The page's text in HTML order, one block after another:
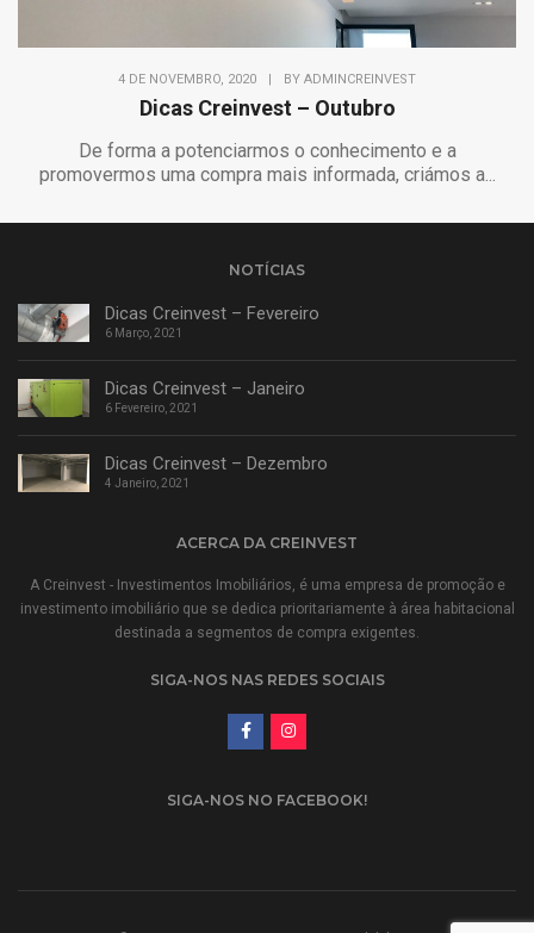
4 DE NOVEMBRO, 2020 BY ADMINCREINVEST
Dicas Creinvest – Outubro
De forma a potenciarmos o conhecimento e a
promovermos uma compra mais informada, criámos a...
NOTÍCIAS
Dicas Creinvest – Fevereiro
6 Março, 2021
Dicas Creinvest – Janeiro
6 Fevereiro, 2021
Dicas Creinvest – Dezembro
4 Janeiro, 2021
ACERCA DA CREINVEST
A Creinvest - Investimentos Imobiliários, é uma empresa de promoção e
investimento imobiliário que se dedica prioritariamente à área habitacional
destinada a segmentos de compra exigentes.
SIGA-NOS NAS REDES SOCIAIS
SIGA-NOS NO FACEBOOK!